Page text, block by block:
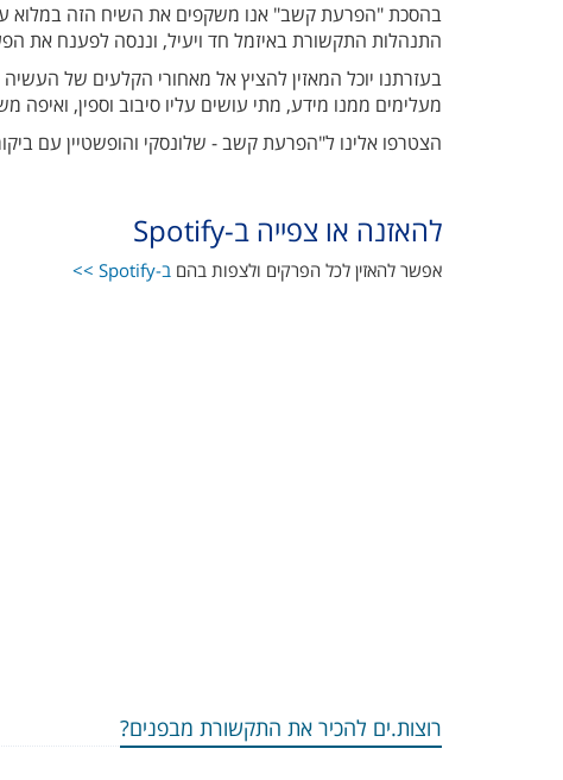
בהסכת "הפרעת קשב" אנו משקפים את השיח הזה במלוא
התנהלות התקשורת באיזמל חד ויעיל, וננסה לפענח את
בעזרתנו יוכל המאזין להציץ אל מאחורי הקלעים של העשיה
מעלימים ממנו מידע, מתי עושים עליו סיבוב וספין,
הצטרפו אלינו ל"הפרעת קשב - שלונסקי והופשטיין עם
להאזנה או צפייה ב-Spotify
אפשר להאזין לכל הפרקים ולצפות בהם ב-Spotify >>
רוצות.ים להכיר את התקשורת מבפנים?